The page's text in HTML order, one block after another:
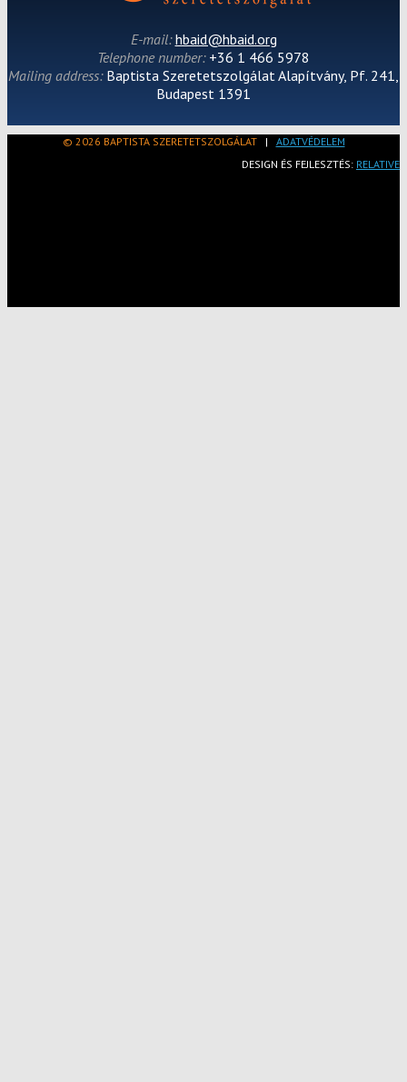
E-mail:hbaid@hbaid.org
Telephone number: +36 1 466 5978
Mailing address: Baptista Szeretetszolgálat Alapítvány, Pf. 241,
Budapest 1391
© 2026 BAPTISTA SZERETETSZOLGÁLAT| ADATVÉDELEM
DESIGN ÉS FEJLESZTÉS: RELATIVE